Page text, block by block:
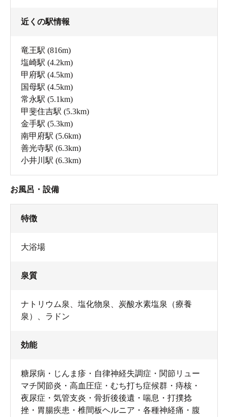
ロビーラウンジを右に曲がった先に入口があります。
近くの駅情報
竜王駅 (816m)
塩崎駅 (4.2km)
甲府駅 (4.5km)
国母駅 (4.5km)
常永駅 (5.1km)
甲斐住吉駅 (5.3km)
金手駅 (5.3km)
南甲府駅 (5.6km)
善光寺駅 (6.3km)
小井川駅 (6.3km)
お風呂・設備
特徴
大浴場
泉質
ナトリウム泉、塩化物泉、炭酸水素塩泉（療養
泉）、ラドン
効能
糖尿病・じんま疹・自律神経失調症・関節リュー
マチ関節炎・高血圧症・むち打ち症候群・痔核・
夜尿症・気管支炎・骨折後後遺・喘息・打撲捻
挫・胃腸疾患・椎間板ヘルニア・各種神経痛・腹